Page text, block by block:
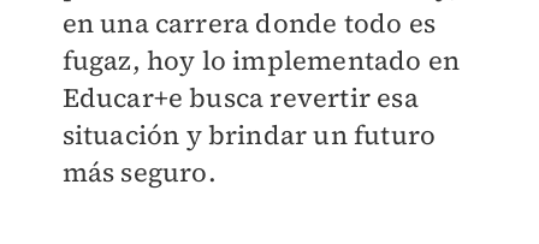
en una carrera donde todo es
fugaz, hoy lo implementado en
Educar+e busca revertir esa
situación y brindar un futuro
más seguro.